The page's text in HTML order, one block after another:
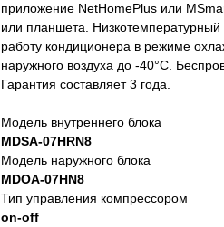
приложение NetHomePlus или
или планшета.
работу кондиционера в режиме
наружного воздуха до -40°С.
Гарантия составляет 3 года.
Модель внутреннего блока
MDSA-07HRN8
Модель наружного блока
MDOA-07HN8
Тип управления компрессором
on-off